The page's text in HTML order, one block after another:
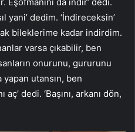
Eşofmanını da indir’ dedi.
yani’ dedim. ‘İndireceksin’
bileklerime kadar indirdim.
varsa çıkabilir, ben
onurunu, gururunu
yapan utansın, ben
dedi. ‘Başını, arkanı dön,